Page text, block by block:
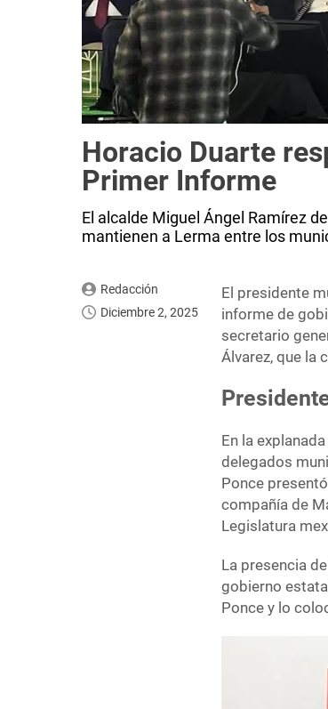
Horacio Duarte
Primer Informe
El alcalde Miguel Ángel Ramírez
mantienen a Lerma entre los
Redacción
Diciembre 2, 2025
El presidente
informe de
secretario
Álvarez, que la
En la
delegados
Ponce
compañía de
Legislatura
La presencia
gobierno
Ponce y lo